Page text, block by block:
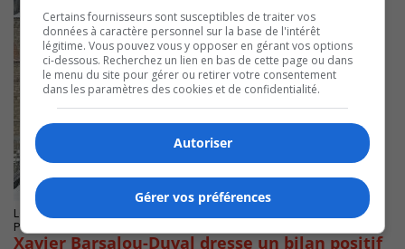
LONGUEUIL
Publié le 15 Décembre 2025 à 10h59
Xavier Barsalou-Duval dresse un bilan positif
Certains fournisseurs sont susceptibles de traiter vos
données à caractère personnel sur la base de l'intérêt
légitime. Vous pouvez vous y opposer en gérant vos options
ci-dessous. Recherchez un lien en bas de cette page ou dans
le menu du site pour gérer ou retirer votre consentement
dans les paramètres des cookies et de confidentialité.
Autoriser
Gérer vos préférences